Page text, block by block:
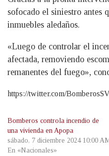
sofocado el siniestro antes
inmuebles aledaños.
«Luego de controlar el
afectada, removiendo
remanentes del fuego»,
https://twitter.com/
Bomberos controla incendio de
una vivienda en Apopa
sábado, 7 diciembre 2024 10:00
En «Nacionales»